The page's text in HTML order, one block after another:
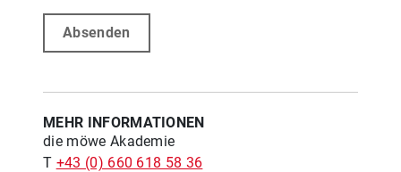
Absenden
MEHR INFORMATIONEN
die möwe Akademie
T +43 (0) 660 618 58 36